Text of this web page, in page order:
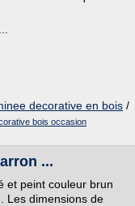
decorative en bois /
bois occasion
...
et peint couleur brun
Les dimensions de